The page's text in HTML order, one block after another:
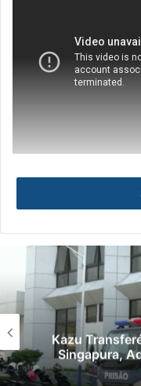
Kazu
Singapura,